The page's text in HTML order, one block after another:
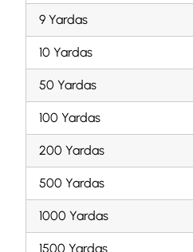
9 Yardas
10 Yardas
50 Yardas
100 Yardas
200 Yardas
500 Yardas
1000 Yardas
1500 Yardas